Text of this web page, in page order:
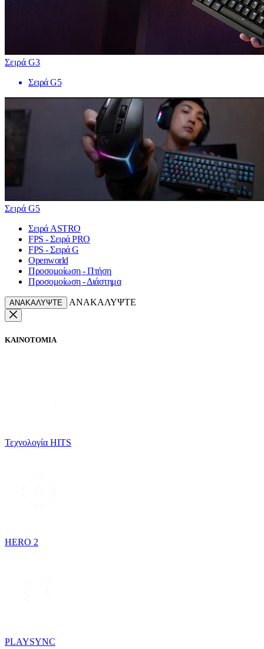
Σειρά G3
Σειρά G5
Σειρά G5
Σειρά ASTRO
FPS - Σειρά PRO
FPS - Σειρά G
Openworld
Προσομοίωση - Πτήση
Προσομοίωση - Διάστημα
ΑΝΑΚΑΛΥΨΤΕ ΑΝΑΚΑΛΥΨΤΕ
ΚΑΙΝΟΤΟΜΙΑ
Τεχνολογία HITS
HERO 2
PLAYSYNC